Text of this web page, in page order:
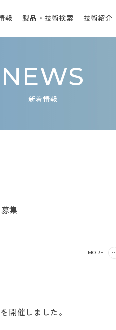
報 製品・技術検索 技術紹介
NEWS
新着情報
集
MORE
開催しました。